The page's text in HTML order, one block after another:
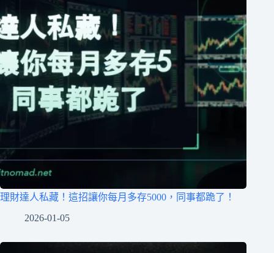
理財達人私藏！這招讓你每月多存5000，同事都跪了！
2026-01-05